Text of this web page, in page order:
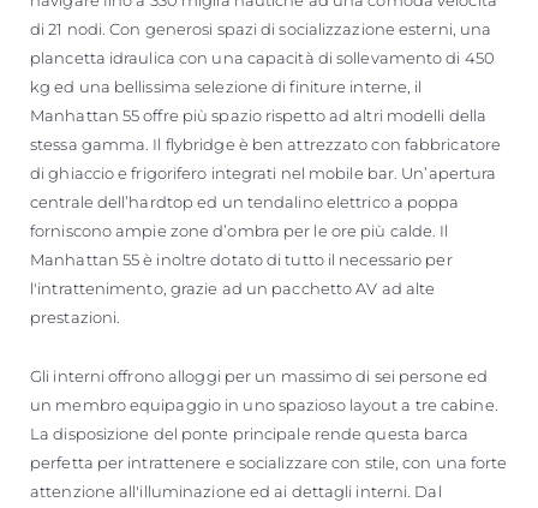
di 21 nodi. Con generosi spazi di socializzazione esterni, una
plancetta idraulica con una capacità di sollevamento di 450
kg ed una bellissima selezione di finiture interne, il
Manhattan 55 offre più spazio rispetto ad altri modelli della
stessa gamma. Il flybridge è ben attrezzato con fabbricatore
di ghiaccio e frigorifero integrati nel mobile bar. Un’apertura
centrale dell’hardtop ed un tendalino elettrico a poppa
forniscono ampie zone d’ombra per le ore più calde. Il
Manhattan 55 è inoltre dotato di tutto il necessario per
l'intrattenimento, grazie ad un pacchetto AV ad alte
prestazioni.
Gli interni offrono alloggi per un massimo di sei persone ed
un membro equipaggio in uno spazioso layout a tre cabine.
La disposizione del ponte principale rende questa barca
perfetta per intrattenere e socializzare con stile, con una forte
attenzione all'illuminazione ed ai dettagli interni. Dal